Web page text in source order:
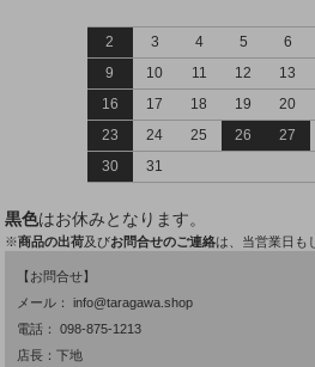
2
3 4 5 6
9
10 11 12 13
16
17 18 19 20
23
24 25 26 27
30
31
黒色はお休みとなります。
※商品の出荷及びお問合せのご連絡は、当営業日も
【お問合せ】
メール：info@taragawa.shop
電話：098-875-1213
店長：下地